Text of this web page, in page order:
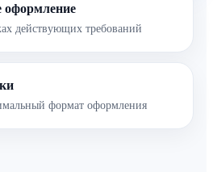
оформление
действующих требований
формат оформления